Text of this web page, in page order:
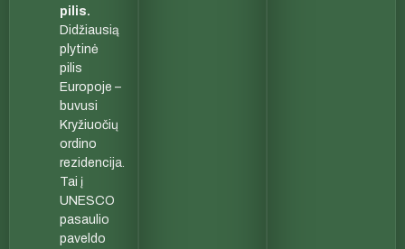
pilis.
Didžiausią
plytinė
pilis
Europoje –
buvusi
Kryžiuočių
ordino
rezidencija.
Tai į
UNESCO
pasaulio
paveldo